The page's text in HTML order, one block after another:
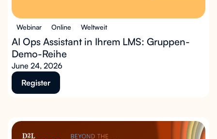
Webinar Online Weltweit
AI Ops Assistant in Ihrem LMS: Gruppen-
Demo-Reihe
June 24, 2026
Register